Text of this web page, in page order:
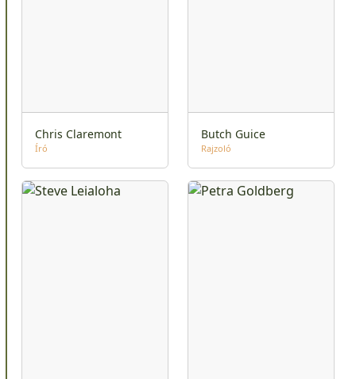
Chris Claremont
Író
Butch Guice
Rajzoló